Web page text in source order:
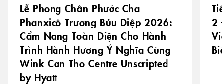
Lễ Phong Chân Phước Cha
Phanxicô Trương Bửu Diệp 2026:
Cẩm Nang Toàn Diện Cho Hành
Trình Hành Hương Ý Nghĩa Cùng
Wink Can Tho Centre Unscripted
by Hyatt
2